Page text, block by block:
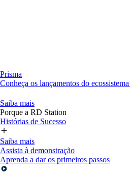
Prisma
Conheça os lançamentos do
Saiba mais
Porque a RD Station
Histórias de Sucesso
Saiba mais
Assista à demonstração
Aprenda a dar os primeiros passos